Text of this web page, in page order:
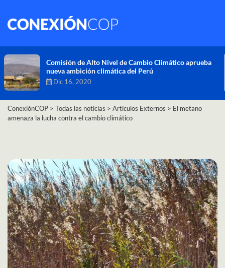
Comisión de Alto Nivel de Cambio Climático aprueba
nueva ambición climática del Perú
Dic 16, 2020
ConexiónCOP > Todas las noticias > Artículos Externos > El metano
amenaza la lucha contra el cambio climático